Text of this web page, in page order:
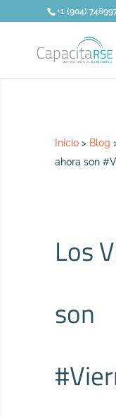
+1 (904)
Inicio > Blog
ahora son
Los
son